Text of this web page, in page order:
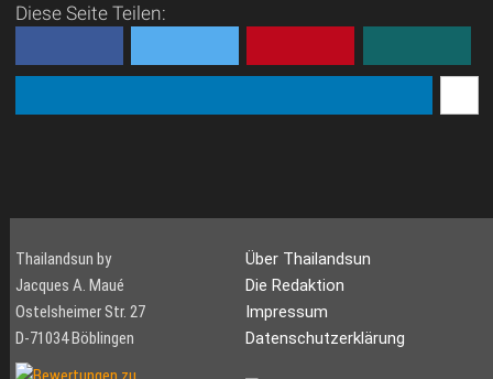
Diese Seite Teilen:
Thailandsun by
Jacques A. Maué
Ostelsheimer Str. 27
D-71034 Böblingen
Über Thailandsun
Die Redaktion
Impressum
Datenschutzerklärung